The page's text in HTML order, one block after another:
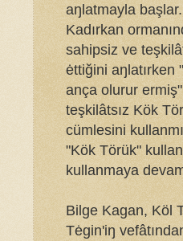
aŋlatmayla
Kadırkan
sahipsiz ve
ėttiğini aŋlatırken
ança olurur
teşkilâtsız Kök
cümlesini
"Kök Törük"
kullanmaya
Bilge Kagan, Köl
Tėgin'iŋ